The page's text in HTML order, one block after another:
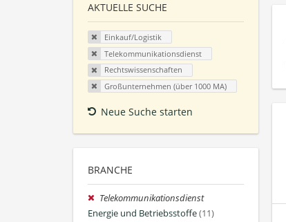
AKTUELLE SUCHE
Einkauf/Logistik
Telekommunikationsdienst
Rechtswissenschaften
Großunternehmen (über 1000 MA)
Neue Suche starten
BRANCHE
Telekommunikationsdienst
Energie und Betriebsstoffe(11)